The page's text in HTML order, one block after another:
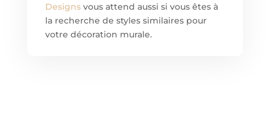
Designsvous attend aussi si vous êtes à
la recherche de styles similaires pour
votre décoration murale.